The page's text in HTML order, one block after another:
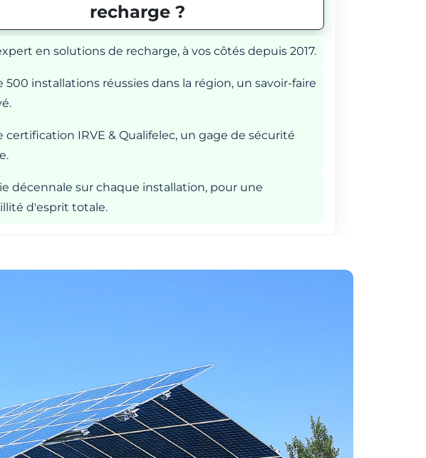
recharge ?
en solutions de recharge, à vos côtés depuis 2017.
500 installations réussies dans la région, un savoir-faire
certification IRVE & Qualifelec, un gage de sécurité
décennale sur chaque installation, pour une
d'esprit totale.